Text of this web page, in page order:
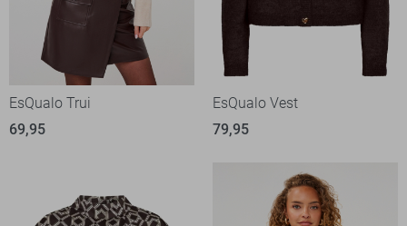
EsQualo Trui
69,95
EsQualo Vest
79,95